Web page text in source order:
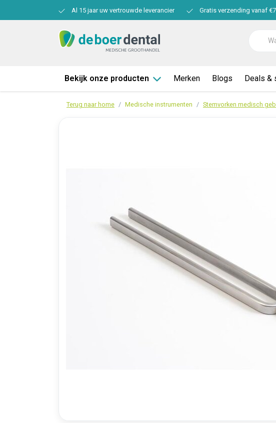
Al 15 jaar uw vertrouwde leverancier Gratis verzending vanaf
Bekijk onze producten Merken Blogs Deals &
Terug naar home Medische instrumenten Stemvorken medisch